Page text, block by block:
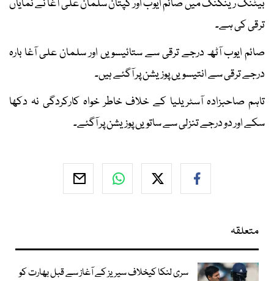
بیٹنگ رینکنگ میں صائم ایوب اور کپتان سلمان علی آغا نے نمایاں
ترقی کی ہے۔
صائم ایوب آٹھ درجے ترقی سے ستائیسویں اور سلمان علی آغا بارہ
درجے ترقی سے انتیسویں پوزیشن پر آگئے ہیں۔
تاہم صاحبزادہ آسٹریلیا کے خلاف خاطر خواہ کارکردگی نہ دکھا
سکے اور دو درجے تنزلی سے ساتویں پوزیشن پر آگئے۔
متعلقہ
سری لنکا کیخلاف سیریز کے آغاز سے قبل بھارت کو